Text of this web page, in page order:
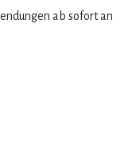
ab sofort an